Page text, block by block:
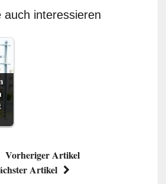
auch interessieren
Vorheriger Artikel
Artikel